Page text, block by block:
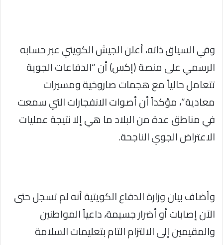
وفي السياق ذاته، أعلن الجيش الكويتي عبر حسابه
الرسمي على منصة (إكس) أن “الدفاعات الجوية
تتعامل حالياً مع هجمات صاروخية ومسيرات
معادية”، مؤكداً أن أصوات الانفجارات التي سمعت
في مناطق عدة من البلاد ما هي إلا نتيجة عمليات
الاعتراض الجوي الناجحة.
وأضاف بيان وزارة الدفاع الكويتية أنه لم تسجل حتى
الآن إصابات أو أضرار جسيمة، داعياً المواطنين
والمقيمين إلى الالتزام التام بتعليمات السلامة